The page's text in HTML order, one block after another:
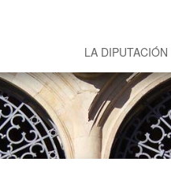
LA DIPUTACIÓN